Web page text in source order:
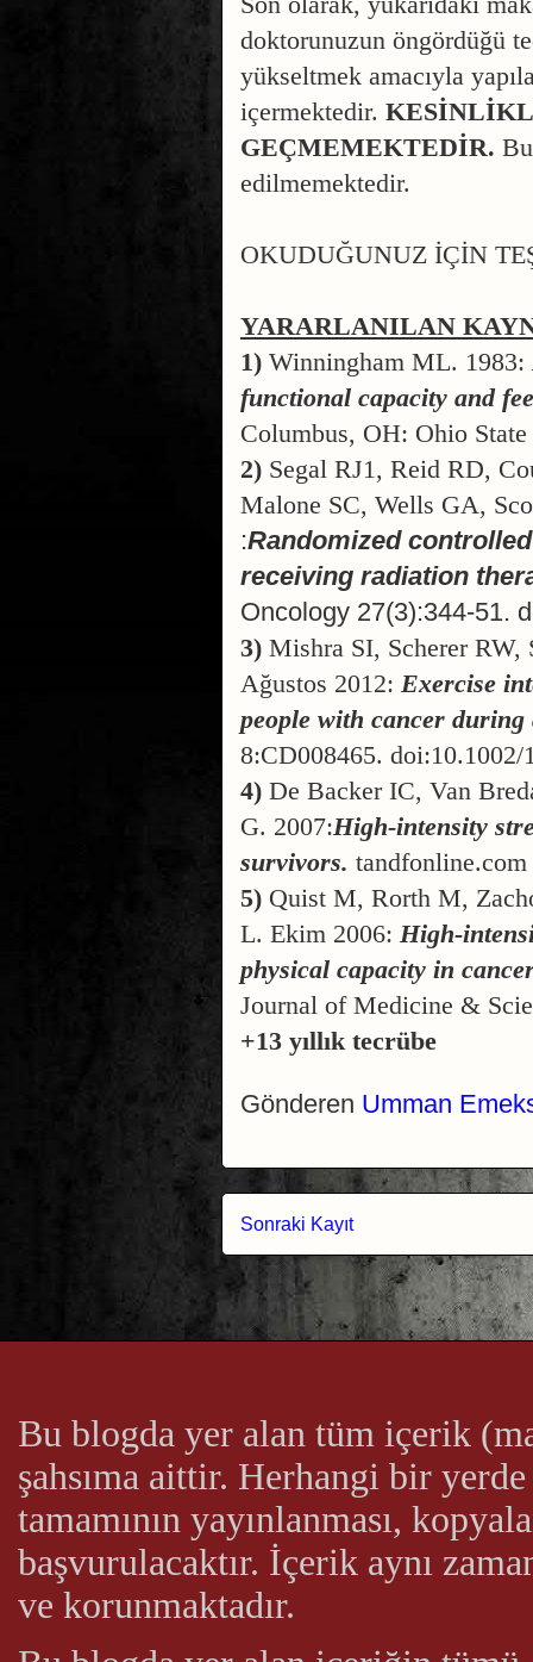
doktorunuzun öngördüğü
yükseltmek amacıyla
içermektedir.
GEÇMEMEKTEDİR.
edilmemektedir.
OKUDUĞUNUZ İÇİN
YARARLANILAN
1) Winningham ML. 1983:
functional capacity and
Columbus, OH: Ohio
2) Segal RJ1, Reid RD,
Malone SC, Wells GA,
:Randomized
receiving radiation
Oncology 27(3):344-51.
3) Mishra SI, Scherer
Ağustos 2012: Exercise
people with cancer during
8:CD008465.
4) De Backer IC, Van
G. 2007:High-intensity
survivors.
5) Quist M, Rorth M,
L. Ekim 2006: High-
physical capacity in
Journal of Medicine &
+13 yıllık tecrübe
Gönderen Umman
Sonraki Kayıt
Bu blogda yer alan tüm içerik
şahsıma aittir. Herhangi bir
tamamının yayınlanması,
başvurulacaktır. İçerik aynı
ve korunmaktadır.